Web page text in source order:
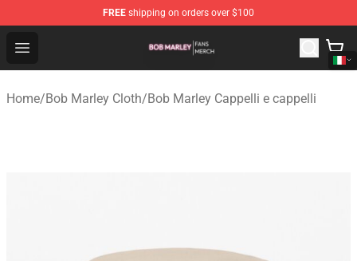
FREE shipping on orders over $100
Open menu
Bob Marley Shop - Official Bob Marley Merchandise
Home/Bob Marley Cloth/Bob Marley Cappelli e cappelli